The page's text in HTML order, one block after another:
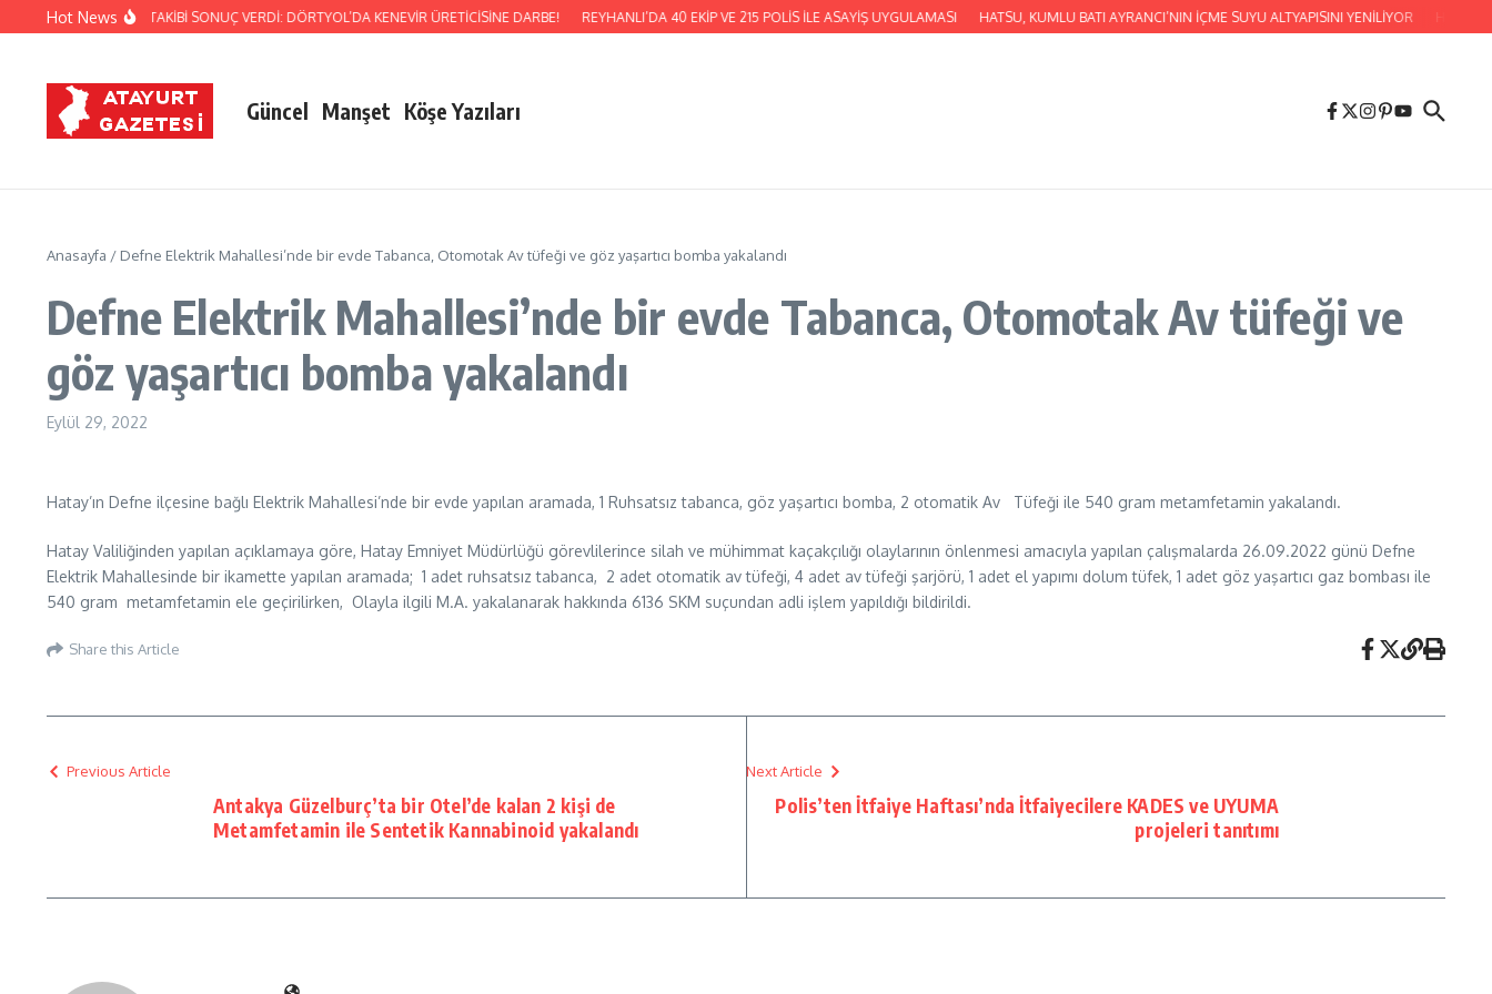
İçeriğe atlaHot News
JANDARMA’NIN TİTİZ TAKİBİ SONUÇ VERDİ: DÖRTYOL’DA KENEVİR ÜRETİCİSİNE DARBE! REYHANLI’DA 40 EKİP VE 215 POLİS İLE ASAYİŞ UYGULAMASI HATSU, KUMLU BATI AYRANCI’NIN İÇME SUYU ALTYAPISINI YENİLİYOR HATAY
Güncel Manşet Köşe Yazıları
Anasayfa / Defne Elektrik Mahallesi’nde bir evde Tabanca, Otomotak Av tüfeği ve göz yaşartıcı bomba yakalandı
Defne Elektrik Mahallesi’nde bir evde Tabanca, Otomotak Av tüfeği ve
göz yaşartıcı bomba yakalandı
Eylül 29, 2022
Hatay’ın Defne ilçesine bağlı Elektrik Mahallesi’nde bir evde yapılan aramada, 1 Ruhsatsız tabanca, göz yaşartıcı bomba, 2 otomatik Av Tüfeği ile 540 gram metamfetamin yakalandı.
Hatay Valiliğinden yapılan açıklamaya göre, Hatay Emniyet Müdürlüğü görevlilerince silah ve mühimmat kaçakçılığı olaylarının önlenmesi amacıyla yapılan çalışmalarda 26.09.2022 günü Defne
Elektrik Mahallesinde bir ikamette yapılan aramada; 1 adet ruhsatsız tabanca, 2 adet otomatik av tüfeği, 4 adet av tüfeği şarjörü, 1 adet el yapımı dolum tüfek, 1 adet göz yaşartıcı gaz bombası ile
540 gram metamfetamin ele geçirilirken, Olayla ilgili M.A. yakalanarak hakkında 6136 SKM suçundan adli işlem yapıldığı bildirildi.
Share this Article
Previous Article
Antakya Güzelburç’ta bir Otel’de kalan 2 kişi de
Metamfetamin ile Sentetik Kannabinoid yakalandı
Next Article
Polis’ten İtfaiye Haftası’nda İtfaiyecilere KADES ve UYUMA
projeleri tanıtımı